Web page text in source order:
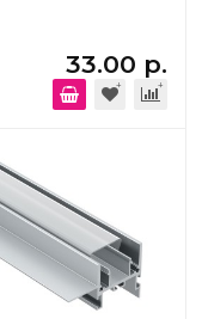
33.00 р.